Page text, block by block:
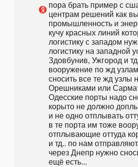
пора брать пример с
центрам решений как
промышленность и
кучу красных линий
логистику с западом
логистику на западной
Здовбунив, Ужгород и
вооружение по жд
сносить все те жд узлы
Орешниками или
Одесские порты надо
корыто не должно
и не одно отплывать
в те порта им тоже
отплывающие оттуда
и тд.. по нам
через Днепр нужно
ещё есть...